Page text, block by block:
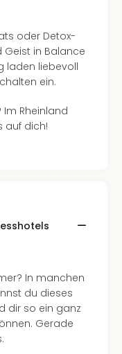
oder Detox-
in Balance
laden liebevoll
ein.
Rheinland
auf dich!
In manchen
du dieses
dir so ein ganz
Gerade